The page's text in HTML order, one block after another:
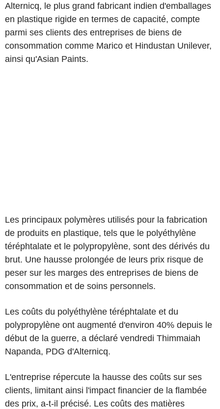
Alternicq, le plus grand fabricant indien d'emballages
en plastique rigide en termes de capacité, compte
parmi ses clients des entreprises de biens de
consommation comme Marico et Hindustan Unilever,
ainsi qu'Asian Paints.
Les principaux polymères utilisés pour la fabrication
de produits en plastique, tels que le polyéthylène
téréphtalate et le polypropylène, sont des dérivés du
brut. Une hausse prolongée de leurs prix risque de
peser sur les marges des entreprises de biens de
consommation et de soins personnels.
Les coûts du polyéthylène téréphtalate et du
polypropylène ont augmenté d'environ 40% depuis le
début de la guerre, a déclaré vendredi Thimmaiah
Napanda, PDG d'Alternicq.
L'entreprise répercute la hausse des coûts sur ses
clients, limitant ainsi l'impact financier de la flambée
des prix, a-t-il précisé. Les coûts des matières